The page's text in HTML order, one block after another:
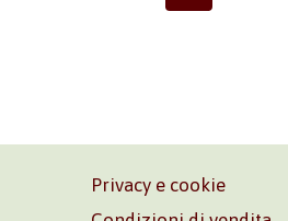
Privacy e cookie